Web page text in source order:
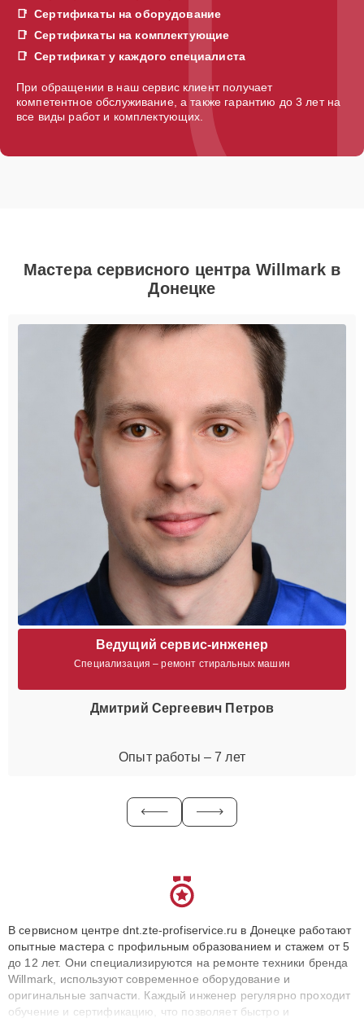
Сертификаты на оборудование
Сертификаты на комплектующие
Сертификат у каждого специалиста
При обращении в наш сервис клиент получает
компетентное обслуживание, а также гарантию до 3 лет на
все виды работ и комплектующих.
Мастера сервисного центра Willmark в
Донецке
Ведущий сервис-инженер
Специализация – ремонт стиральных машин
Дмитрий Сергеевич Петров
Опыт работы – 7 лет
В сервисном центре dnt.zte-profiservice.ru в Донецке работают
опытные мастера с профильным образованием и стажем от 5
до 12 лет. Они специализируются на ремонте техники бренда
Willmark, используют современное оборудование и
оригинальные запчасти. Каждый инженер регулярно проходит
обучение и сертификацию, что позволяет быстро и